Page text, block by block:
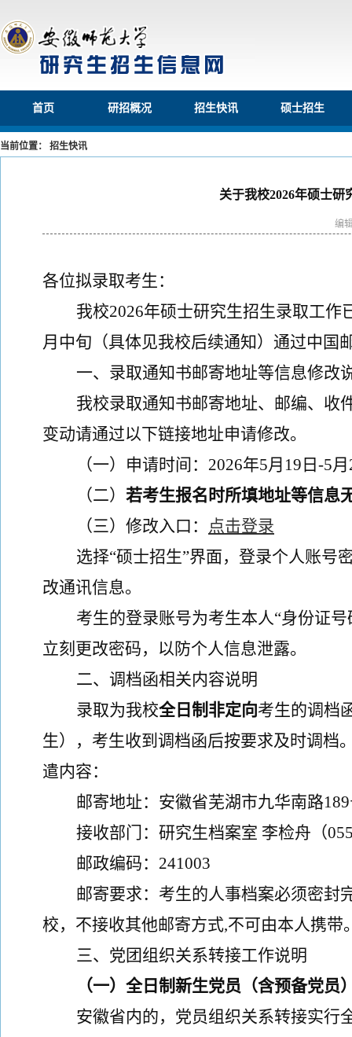
首页 研招概况 招生快讯 硕士招生
当前位置： 招生快讯
关于我校2026年硕士
编
各位拟录取考生：
我校2026年硕士研究生招生录取工作
月中旬（具体见我校后续通知）通过中国
一、 录取通知书邮寄地址等信息修改
我校录取通知书邮寄地址、邮编、收
变动请通过以下链接地址申请修改。
（一） 申请时间： 2026年5月 19 日 -5月
（二） 若考生报名时所填地址等信息
（三） 修改入口 ： 点击登录
选择“硕士招生”界面，登录个人账号
改通讯信息。
考生的登录账号为考生本人“身份证号
立刻更改密码，以防个人信息泄露。
二、 调档函相关内容说明
录取为我校全日制非定向考生的调档
生），考生收到调档函后按要求及时调档
遣内容：
邮寄地址：安徽省芜湖市九华南路189
接收部门：研究生档案室 李检舟（
邮政编码： 241003
邮寄要求：考生的人事档案必须密封
校，不接收其他邮寄方式,不可由本人携带
三、 党团组织关系转接工作说明
（一） 全日制新生党员（含预备党员
安徽省内的，党员组织关系转接实行